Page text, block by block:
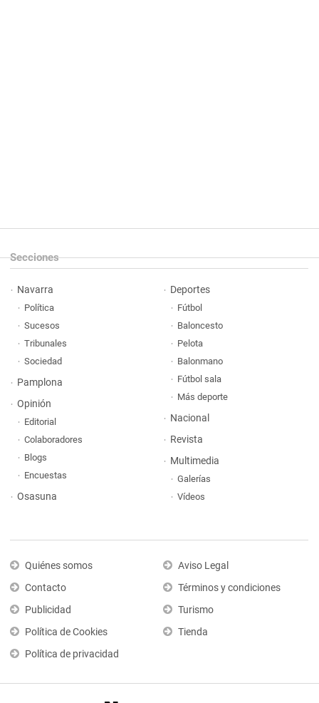
Secciones
Navarra
Política
Sucesos
Tribunales
Sociedad
Pamplona
Opinión
Editorial
Colaboradores
Blogs
Encuestas
Osasuna
Deportes
Fútbol
Baloncesto
Pelota
Balonmano
Fútbol sala
Más deporte
Nacional
Revista
Multimedia
Galerías
Vídeos
Quiénes somos
Contacto
Publicidad
Política de Cookies
Política de privacidad
Aviso Legal
Términos y condiciones
Turismo
Tienda